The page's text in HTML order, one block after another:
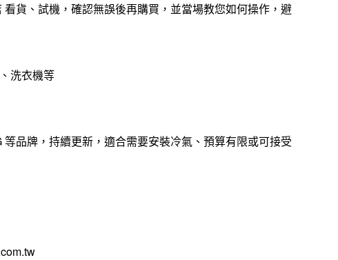
看貨、試機，確認無誤後再購買，並當場教您如何操作，避
洗衣機等
品牌，持續更新，適合需要安裝冷氣、預算有限或可接受